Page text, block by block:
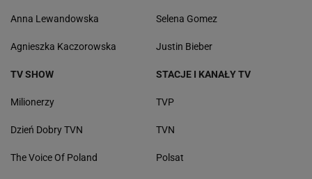
Anna Lewandowska
Agnieszka Kaczorowska
Selena Gomez
Justin Bieber
TV SHOW
Milionerzy
Dzień Dobry TVN
The Voice Of Poland
STACJE I KANAŁY TV
TVP
TVN
Polsat